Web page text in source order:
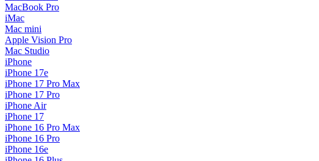
MacBook Pro
iMac
Mac mini
Apple Vision Pro
Mac Studio
iPhone
iPhone 17e
iPhone 17 Pro Max
iPhone 17 Pro
iPhone Air
iPhone 17
iPhone 16 Pro Max
iPhone 16 Pro
iPhone 16e